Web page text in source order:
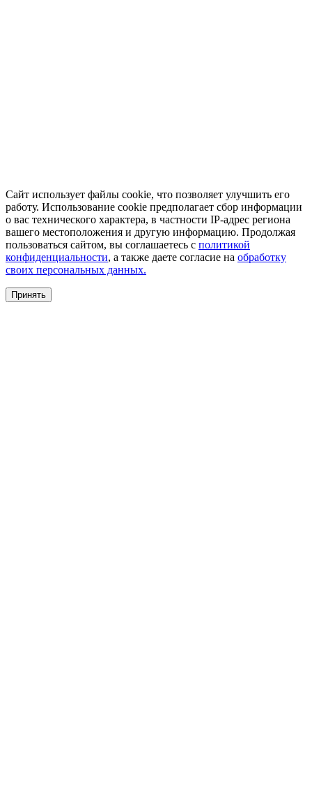
Сайт использует файлы cookie, что позволяет улучшить его
работу. Использование cookie предполагает сбор информации
о вас технического характера, в частности IP-адрес региона
вашего местоположения и другую информацию. Продолжая
пользоваться сайтом, вы соглашаетесь с политикой
конфиденциальности, а также даете согласие на обработку
своих персональных данных.
Принять